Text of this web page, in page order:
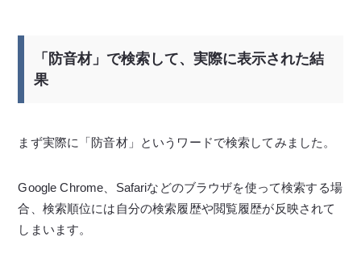
「防音材」で検索して、実際に表示された結
果
まず実際に「防音材」というワードで検索してみました。
Google Chrome、Safariなどのブラウザを使って検索する場
合、検索順位には自分の検索履歴や閲覧履歴が反映されて
しまいます。